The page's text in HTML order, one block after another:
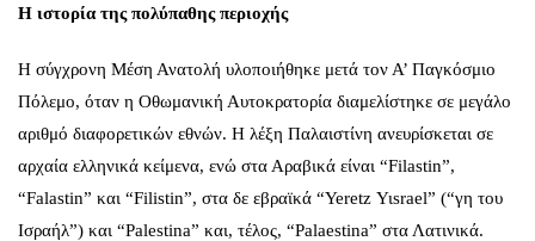
Η ιστορία της πολύπαθης περιοχής
Η σύγχρονη Μέση Ανατολή υλοποιήθηκε μετά τον Α’ Παγκόσμιο
Πόλεμο, όταν η Οθωμανική Αυτοκρατορία διαμελίστηκε σε μεγάλο
αριθμό διαφορετικών εθνών. Η λέξη Παλαιστίνη ανευρίσκεται σε
αρχαία ελληνικά κείμενα, ενώ στα Αραβικά είναι “Filastin”,
“Falastin” και “Filistin”, στα δε εβραϊκά “Yeretz Υιsrael” (“γη του
Ισραήλ”) και “Palestina” και, τέλος, “Palaestina” στα Λατινικά.